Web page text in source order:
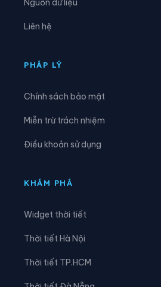
Xã Đông Hải
Xã Hòa Minh
Nguồn dữ liệu
Liên hệ
PHÁP LÝ
Chính sách bảo mật
Miễn trừ trách nhiệm
Điều khoản sử dụng
KHÁM PHÁ
Widget thời tiết
Thời tiết Hà Nội
Thời tiết TP.HCM